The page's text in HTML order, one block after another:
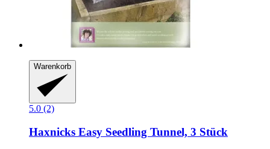
Warenkorb
5.0 (2)
Haxnicks Easy Seedling Tunnel, 3 Stück